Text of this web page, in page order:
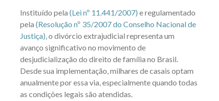
Instituído pela (Lei nº 11.441/2007) e regulamentado
pela (Resolução nº 35/2007 do Conselho Nacional de
Justiça) , o divórcio extrajudicial representa um
avanço significativo no movimento de
desjudicialização do direito de família no Brasil.
Desde sua implementação, milhares de casais optam
anualmente por essa via, especialmente quando todas
as condições legais são atendidas.